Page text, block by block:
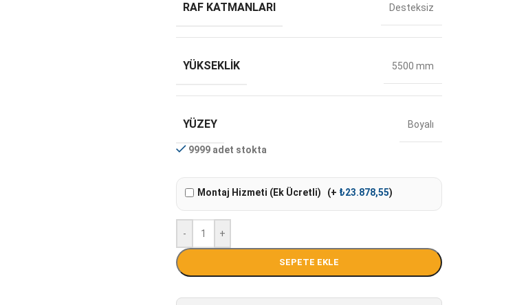
RAF KATMANLARI Desteksiz
YÜKSEKLIK 5500 mm
YÜZEY Boyalı
9999 adet stokta
Montaj Hizmeti (Ek Ücretli) (+ ₺23.878,55)
- +
SEPETE EKLE